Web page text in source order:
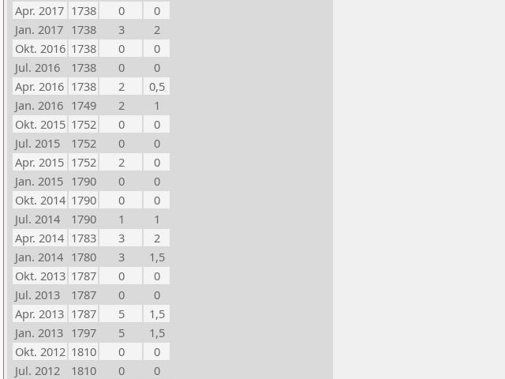
Apr. 2017 1738 0
0
Jan. 2017 1738 3
2
Okt. 2016 1738 0
0
Jul. 2016
1738 0
0
Apr. 2016 1738 2
0,5
Jan. 2016 1749 2
1
Okt. 2015 1752 0
0
Jul. 2015
1752 0
0
Apr. 2015 1752 2
0
Jan. 2015 1790 0
0
Okt. 2014 1790 0
0
Jul. 2014
1790 1
1
Apr. 2014 1783 3
2
Jan. 2014 1780 3
1,5
Okt. 2013 1787 0
0
Jul. 2013
1787 0
0
Apr. 2013 1787 5
1,5
Jan. 2013 1797 5
1,5
Okt. 2012 1810 0
0
Jul. 2012
1810 0
0